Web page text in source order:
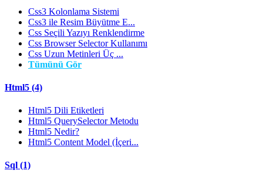
Css3 Kolonlama Sistemi
Css3 ile Resim Büyütme E...
Css Seçili Yazıyı Renklendirme
Css Browser Selector Kullanımı
Css Uzun Metinleri Üç ...
Tümünü Gör
Html5 (4)
Html5 Dili Etiketleri
Html5 QuerySelector Metodu
Html5 Nedir?
Html5 Content Model (İçeri...
Sql (1)